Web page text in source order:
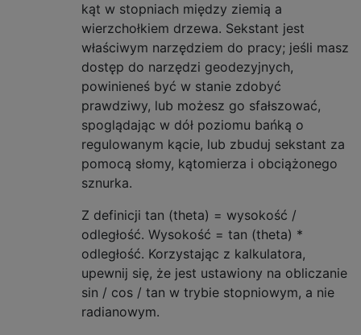
kąt w stopniach między ziemią a
wierzchołkiem drzewa. Sekstant jest
właściwym narzędziem do pracy; jeśli masz
dostęp do narzędzi geodezyjnych,
powinieneś być w stanie zdobyć
prawdziwy, lub możesz go sfałszować,
spoglądając w dół poziomu bańką o
regulowanym kącie, lub zbuduj sekstant za
pomocą słomy, kątomierza i obciążonego
sznurka.
Z definicji tan (theta) = wysokość /
odległość. Wysokość = tan (theta) *
odległość. Korzystając z kalkulatora,
upewnij się, że jest ustawiony na obliczanie
sin / cos / tan w trybie stopniowym, a nie
radianowym.